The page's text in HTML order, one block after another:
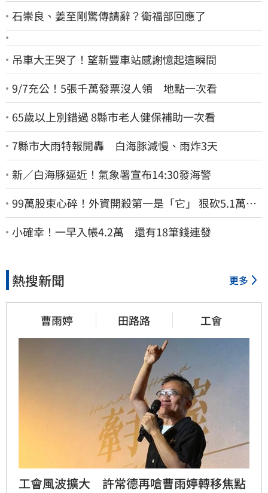
石崇良、姜至剛驚傳請辭？衛福部回應了
吊車大王哭了！望新豐車站感謝憶起這瞬間
9/7充公！5張千萬發票沒人領 地點一次看
65歲以上別錯過 8縣市老人健保補助一次看
7縣市大雨特報開轟 白海豚減慢、雨炸3天
新／白海豚逼近！氣象署宣布14:30發海警
99萬股東心碎！外資開殺第一是「它」 狠砍5.1萬張
股價重挫近5%
小確幸！一早入帳4.2萬 還有18筆錢連發
熱搜新聞 更多
曹雨婷 田路路 工會
工會風波擴大　許常德再嗆曹雨婷轉移焦點